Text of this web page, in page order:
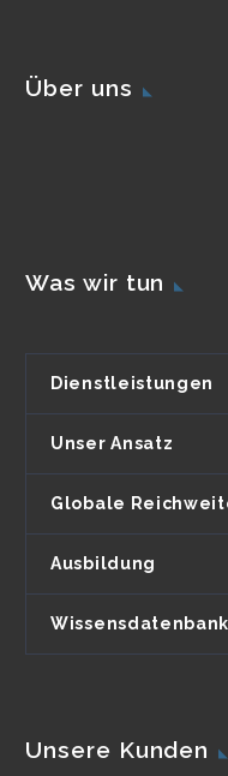
Über uns
Was wir tun
Dienstleistungen
Unser Ansatz
Globale
Ausbildung
Wissensdatenbank
Unsere Kunden